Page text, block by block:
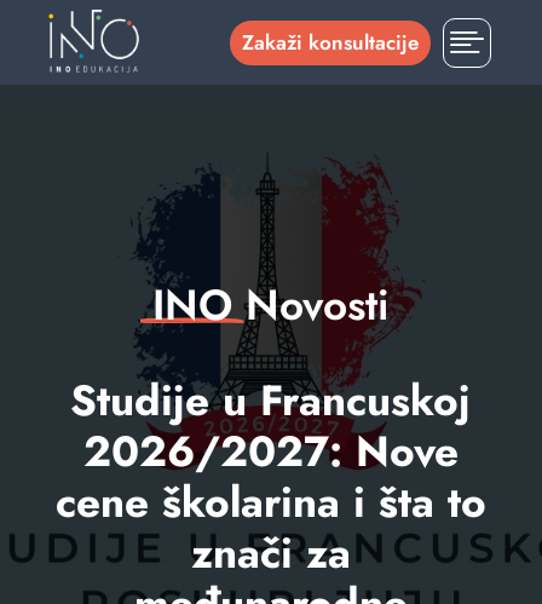
Zakaži konsultacije 
INO Novosti
Studije u Francuskoj
2026/2027: Nove
cene školarina i šta to
znači za